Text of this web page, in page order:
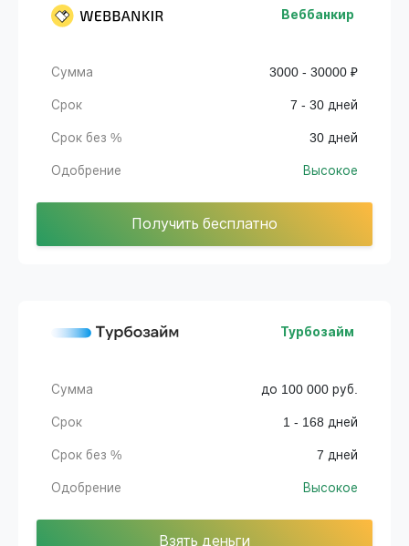
Веббанкир
Сумма 3000 - 30000 ₽
Срок 7 - 30 дней
Срок без % 30 дней
Одобрение Высокое
Получить бесплатно
Турбозайм
Сумма до 100 000 руб.
Срок 1 - 168 дней
Срок без % 7 дней
Одобрение Высокое
Взять деньги